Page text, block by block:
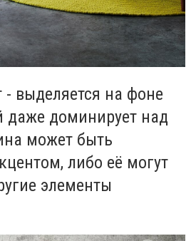
- выделяется на фоне
даже доминирует над
может быть
либо её могут
элементы